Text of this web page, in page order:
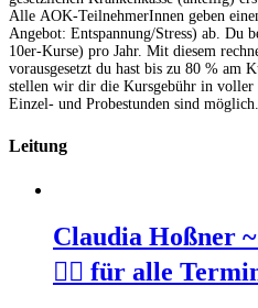
Alle AOK-TeilnehmerInnen geben
Angebot: Entspannung/Stress) ab. Du
10er-Kurse) pro Jahr. Mit diesem
vorausgesetzt du hast bis zu 80 % am
stellen wir dir die Kursgebühr in voller
Einzel- und Probestunden sind möglich.
Leitung
Claudia Hoßner
👆🏻 für alle